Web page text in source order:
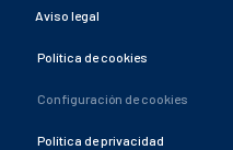
Aviso legal
Política de cookies
Configuración de cookies
Política de privacidad